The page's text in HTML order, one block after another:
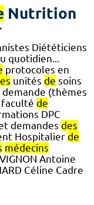
Nutrition
Diététiciens
quotidien...
protocoles en
unités de soins
(thèmes
faculté de
DPC
demandes des
Hospitalier de
médecins
Antoine
Céline Cadre